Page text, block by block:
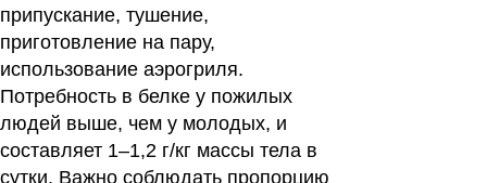
припускание, тушение,
приготовление на пару,
использование аэрогриля.
Потребность в белке у пожилых
людей выше, чем у молодых, и
составляет 1–1,2 г/кг массы тела в
сутки. Важно соблюдать пропорцию